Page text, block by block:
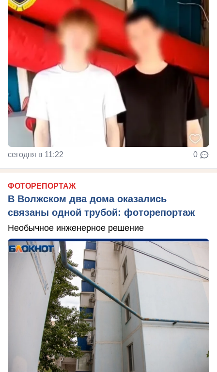
сегодня в 11:22 0
ФОТОРЕПОРТАЖ
В Волжском два дома оказались
связаны одной трубой: фоторепортаж
Необычное инженерное решение